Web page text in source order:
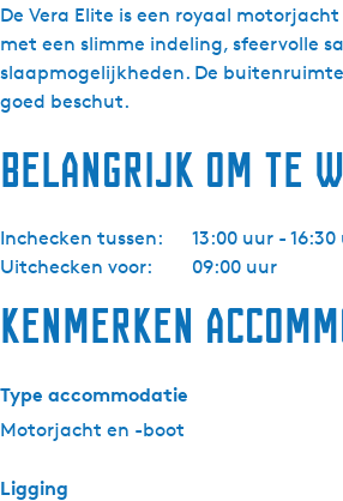
De Vera Elite is een royaal
met een slimme indeling, sfeervolle
slaapmogelijkheden. De
goed beschut.
Belangrijk om te
Inchecken tussen:
13:00 uur - 16:30
Uitchecken voor:
09:00 uur
r
Z
i
j
a
Y
c
h
i
g
Kenmerken
Type accommodatie
Motorjacht en -boot
Ligging